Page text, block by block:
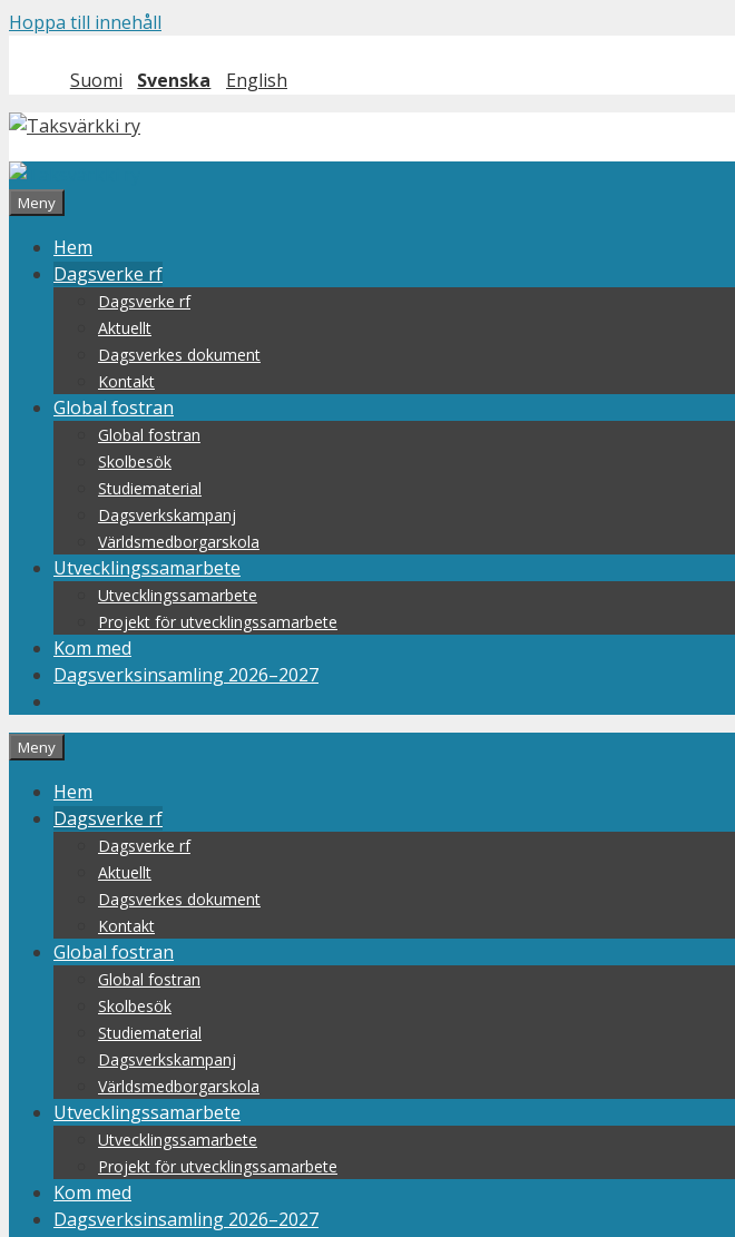
Hoppa till innehåll
Suomi Svenska English
Meny
Hem
Dagsverke rf
Dagsverke rf
Aktuellt
Dagsverkes dokument
Kontakt
Global fostran
Global fostran
Skolbesök
Studiematerial
Dagsverkskampanj
Världsmedborgarskola
Utvecklingssamarbete
Utvecklingssamarbete
Projekt för utvecklingssamarbete
Kom med
Dagsverksinsamling 2026–2027
Meny
Hem
Dagsverke rf
Dagsverke rf
Aktuellt
Dagsverkes dokument
Kontakt
Global fostran
Global fostran
Skolbesök
Studiematerial
Dagsverkskampanj
Världsmedborgarskola
Utvecklingssamarbete
Utvecklingssamarbete
Projekt för utvecklingssamarbete
Kom med
Dagsverksinsamling 2026–2027